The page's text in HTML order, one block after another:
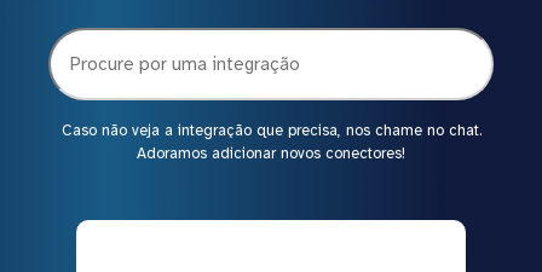
Caso não veja a integração que precisa, nos chame no chat.
Adoramos adicionar novos conectores!